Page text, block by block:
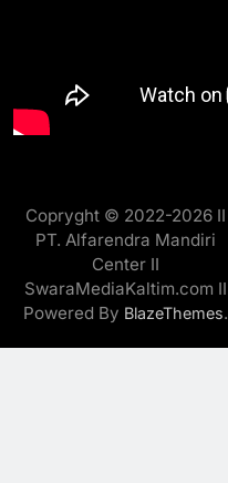
Copryght © 2022-2026 II
PT. Alfarendra Mandiri
Center II
SwaraMediaKaltim.com II
Powered By BlazeThemes.